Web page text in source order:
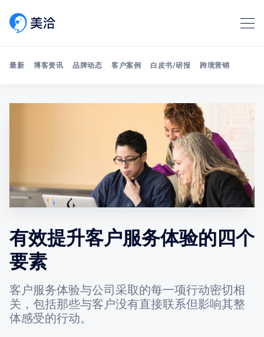
Search 美洽博客
最新 博客资讯 品牌动态 客户案例 白皮书/研报 跨境营销
有效提升客户服务体验的四个
要素
客户服务体验与公司采取的每一项行动密切相
关，包括那些与客户没有直接联系但影响其整
体感受的行动。